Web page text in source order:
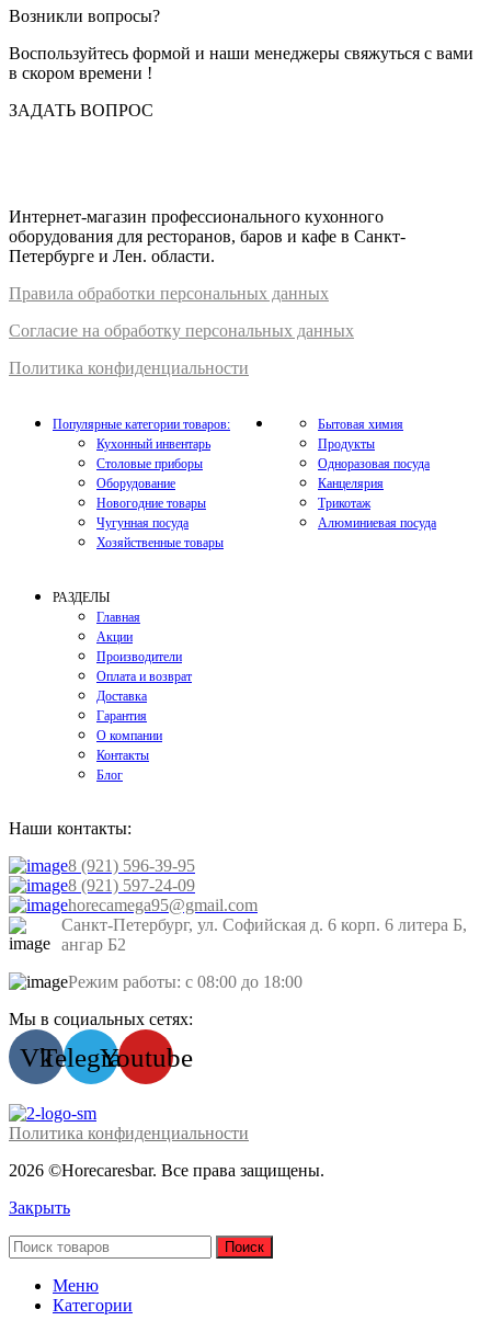
Возникли вопросы?
Воспользуйтесь формой и наши менеджеры свяжуться с вами
в скором времени !
ЗАДАТЬ ВОПРОС
Интернет-магазин профессионального кухонного
оборудования для ресторанов, баров и кафе в Санкт-
Петербурге и Лен. области.
Правила обработки персональных данных
Согласие на обработку персональных данных
Политика конфиденциальности
Популярные категории товаров:
Кухонный инвентарь
Столовые приборы
Оборудование
Новогодние товары
Чугунная посуда
Хозяйственные товары
Бытовая химия
Продукты
Одноразовая посуда
Канцелярия
Трикотаж
Алюминиевая посуда
РАЗДЕЛЫ
Главная
Акции
Производители
Оплата и возврат
Доставка
Гарантия
О компании
Контакты
Блог
Наши контакты:
8 (921) 596-39-95
8 (921) 597-24-09
horecamega95@gmail.com
Санкт-Петербург, ул. Софийская д. 6 корп. 6 литера Б,
ангар Б2
Режим работы: с 08:00 до 18:00
Мы в социальных сетях:
VkTelegramYoutube
2026 ©Horecaresbar. Все права защищены.
Политика конфиденциальности
Закрыть
Поиск
Меню
Категории